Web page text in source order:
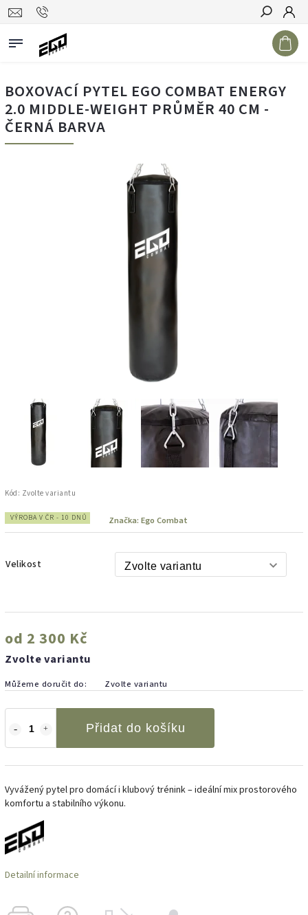
Hledat
BOXOVACÍ PYTEL EGO COMBAT ENERGY
2.0 MIDDLE-WEIGHT PRŮMĚR 40 CM -
ČERNÁ BARVA
Kód: Zvolte variantu
VÝROBA V ČR - 10 DNŮ Značka: Ego Combat
Velikost
od 2 300 Kč
Zvolte variantu
Můžeme doručit do: Zvolte variantu
Přidat do košíku
Vyvážený pytel pro domácí i klubový trénink – ideální mix prostorového
komfortu a stabilního výkonu.
Detailní informace